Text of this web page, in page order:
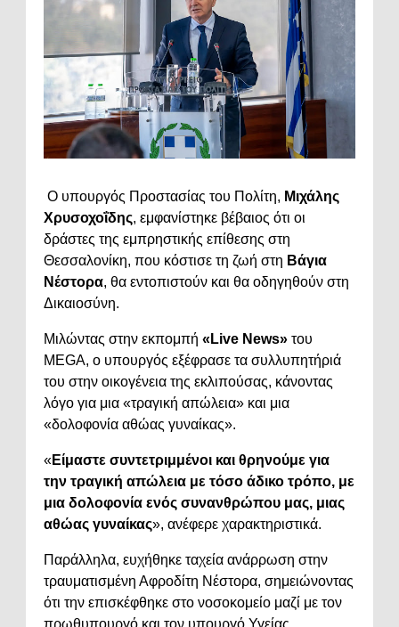
Ο υπουργός Προστασίας του Πολίτη, Μιχάλης
Χρυσοχοΐδης, εμφανίστηκε βέβαιος ότι οι
δράστες της εμπρηστικής επίθεσης στη
Θεσσαλονίκη, που κόστισε τη ζωή στη Βάγια
Νέστορα, θα εντοπιστούν και θα οδηγηθούν στη
Δικαιοσύνη.
Μιλώντας στην εκπομπή «Live News» του
MEGA, ο υπουργός εξέφρασε τα συλλυπητήριά
του στην οικογένεια της εκλιπούσας, κάνοντας
λόγο για μια «τραγική απώλεια» και μια
«δολοφονία αθώας γυναίκας».
«Είμαστε συντετριμμένοι και θρηνούμε για
την τραγική απώλεια με τόσο άδικο τρόπο, με
μια δολοφονία ενός συνανθρώπου μας, μιας
αθώας γυναίκας», ανέφερε χαρακτηριστικά.
Παράλληλα, ευχήθηκε ταχεία ανάρρωση στην
τραυματισμένη Αφροδίτη Νέστορα, σημειώνοντας
ότι την επισκέφθηκε στο νοσοκομείο μαζί με τον
πρωθυπουργό και τον υπουργό Υγείας.